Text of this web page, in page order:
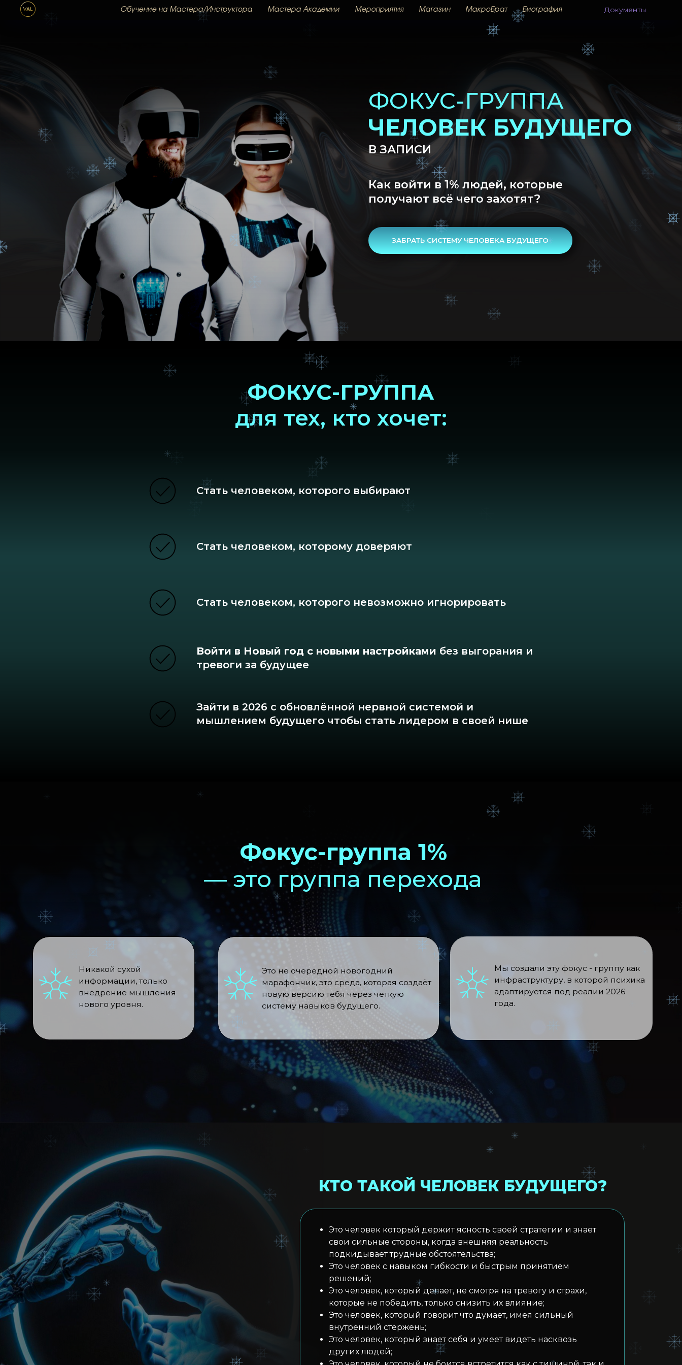
Обучение на Мастера/Инструктора Мастера Академии Мероприятия Магазин МакроБрат Биография Документы
Как войти в 1% людей, которые
получают всё чего захотят?
В ЗАПИСИ
ФОКУС-ГРУППА
ЧЕЛОВЕК БУДУЩЕГО
ФОКУС-ГРУППА
для тех, кто хочет:
Стать человеком, которого выбирают
Стать человеком, которому доверяют
Стать человеком, которого невозможно игнорировать
Войти в Новый год с новыми настройками без выгорания и
тревоги за будущее
Зайти в 2026 с обновлённой нервной системой и
мышлением будущего чтобы стать лидером в своей нише
инфраструктуру, в которой психика
адаптируется под реалии 2026
Это не очередной новогодний
марафончик, это среда, которая создаёт
новую версию тебя через четкую
систему навыков будущего.
Это человек который держит ясность своей стратегии и знает
свои сильные стороны, когда внешняя реальность
подкидывает трудные обстоятельства;
Это человек с навыком гибкости и быстрым принятием
решений;
Это человек, который делает, не смотря на тревогу и страхи,
которые не победить, только снизить их влияние;
Это человек, который говорит что думает, имея сильный
внутренний стержень;
Это человек, который знает себя и умеет видеть насквозь
других людей;
КТО ТАКОЙ ЧЕЛОВЕК БУДУЩЕГО?